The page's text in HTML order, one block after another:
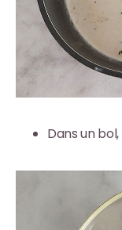
Dans un bol,